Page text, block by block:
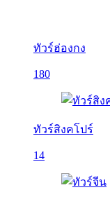
ทัวร์ฮ่องกง
180
ทัวร์สิงคโปร์
14